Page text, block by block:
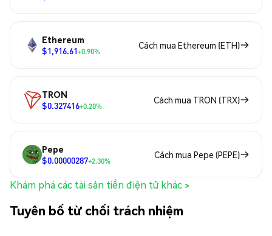
Ethereum
$1,916.61+0.90%
Cách mua Ethereum (ETH)
TRON
$0.327416+0.20%
Cách mua TRON (TRX)
Pepe
$0.00000287+2.30%
Cách mua Pepe (PEPE)
Khám phá các tài sản tiền điện tử khác >
Tuyên bố từ chối trách nhiệm